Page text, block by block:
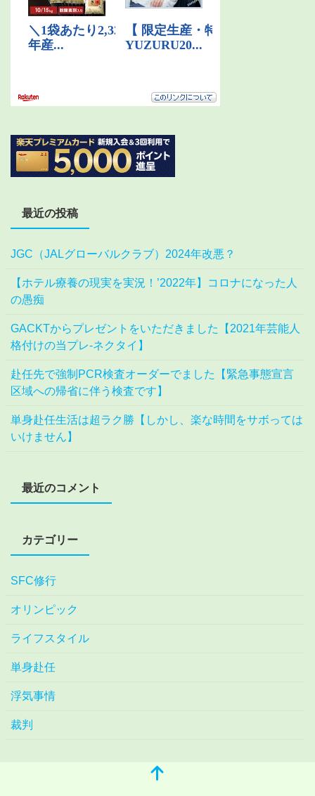
最近の投稿
JGC（JALグローバルクラブ）2024年改悪？
【ホテル療養の現実を実況！’2022年】コロナになった人
の愚痴
GACKTからプレゼントをいただきました【2021年芸能人
格付けの当プレ-ネクタイ】
赴任先で強制PCR検査オーダーでました【緊急事態宣言
区域への帰省に伴う検査です】
単身赴任生活は超ラク勝【しかし、楽な時間をサボっては
いけません】
最近のコメント
カテゴリー
SFC修行
オリンピック
ライフスタイル
単身赴任
浮気事情
裁判